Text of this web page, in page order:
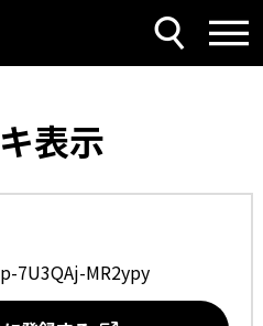
表示
7U3QAj-MR2ypy